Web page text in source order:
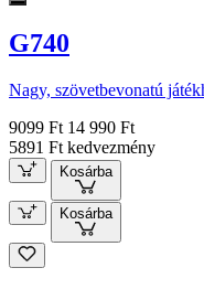
G740
Nagy, szövetbevonatú
9099 Ft 14 990 Ft
5891 Ft kedvezmény
Kosárba
Kosárba